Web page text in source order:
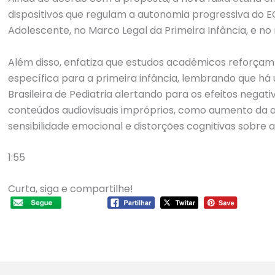
dispositivos que regulam a autonomia progressiva do
Adolescente, no Marco Legal da Primeira Infância, e
Além disso, enfatiza que estudos acadêmicos
específica para a primeira infância, lembrando que há
Brasileira de Pediatria alertando para os efeitos
conteúdos audiovisuais impróprios, como aumento da
sensibilidade emocional e distorções cognitivas sobre
1:55
Curta, siga e compartilhe!